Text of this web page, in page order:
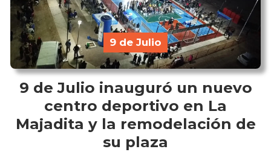
9 de Julio inauguró un nuevo
centro deportivo en La
Majadita y la remodelación de
su plaza
9 de Julio